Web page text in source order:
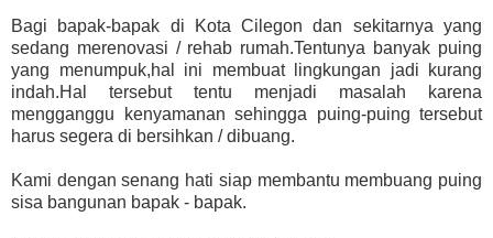
Bagi bapak-bapak di Kota Cilegon dan sekitarnya yang
sedang merenovasi / rehab rumah.Tentunya banyak puing
yang menumpuk,hal ini membuat lingkungan jadi kurang
indah.Hal tersebut tentu menjadi masalah karena
mengganggu kenyamanan sehingga puing-puing tersebut
harus segera di bersihkan / dibuang.
Kami dengan senang hati siap membantu membuang puing
sisa bangunan bapak - bapak.